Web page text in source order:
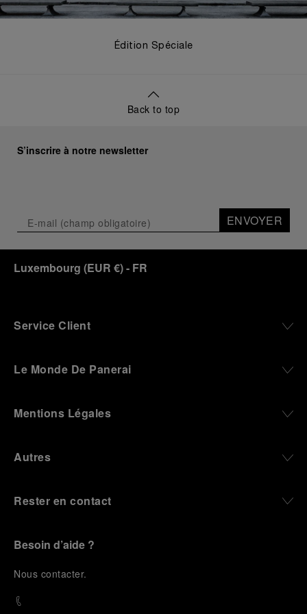
Édition Spéciale
Back to top
S’inscrire à notre newsletter
ENVOYER
Luxembourg (EUR €)- FR
Service Client
Le Monde De Panerai
Mentions Légales
Autres
Rester en contact
Besoin d’aide ?
Nous contacter.